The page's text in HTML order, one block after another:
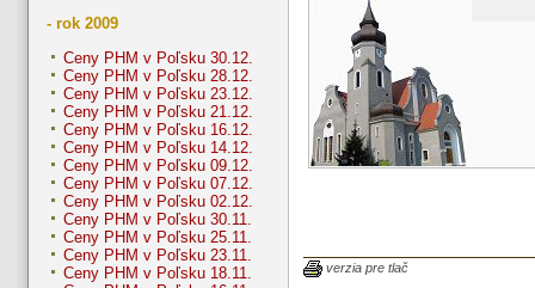
- rok 2009
Ceny PHM v Poľsku 30.12.
Ceny PHM v Poľsku 28.12.
Ceny PHM v Poľsku 23.12.
Ceny PHM v Poľsku 21.12.
Ceny PHM v Poľsku 16.12.
Ceny PHM v Poľsku 14.12.
Ceny PHM v Poľsku 09.12.
Ceny PHM v Poľsku 07.12.
Ceny PHM v Poľsku 02.12.
Ceny PHM v Poľsku 30.11.
Ceny PHM v Poľsku 25.11.
Ceny PHM v Poľsku 23.11.
Ceny PHM v Poľsku 18.11.
verzia pre tlač